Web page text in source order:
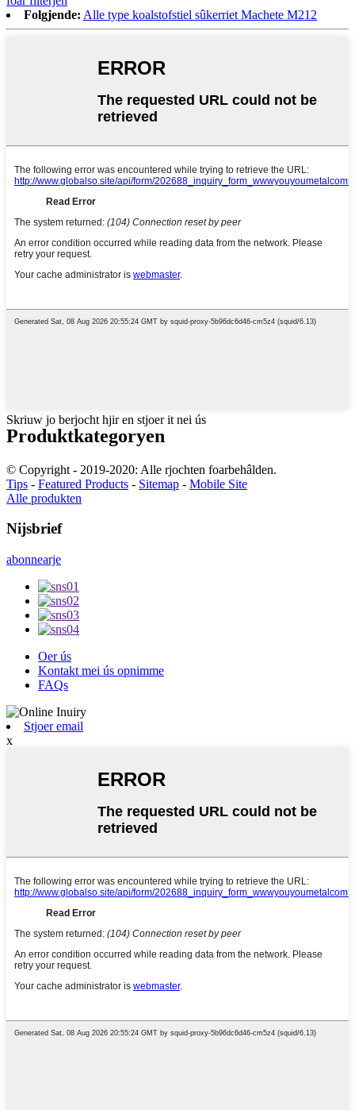
Folgjende: Alle type koalstofstiel sûkerriet Machete M212
Skriuw jo berjocht hjir en stjoer it nei ús
Produktkategoryen
© Copyright - 2019-2020: Alle rjochten foarbehâlden.
Tips - Featured Products - Sitemap - Mobile Site
Alle produkten
Nijsbrief
abonnearje
Oer ús
Kontakt mei ús opnimme
FAQs
Stjoer email
x